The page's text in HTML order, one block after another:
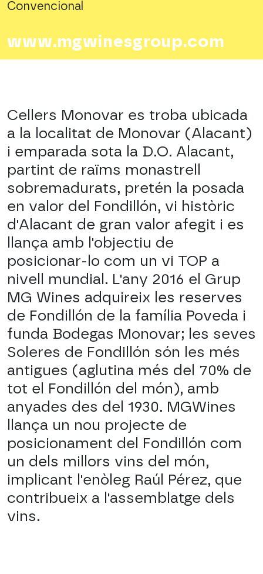
Convencional
www.mgwinesgroup.com
Cellers Monovar es troba ubicada
a la localitat de Monovar (Alacant)
i emparada sota la D.O. Alacant,
partint de raïms monastrell
sobremadurats, pretén la posada
en valor del Fondillón, vi històric
d'Alacant de gran valor afegit i es
llança amb l'objectiu de
posicionar-lo com un vi TOP a
nivell mundial. L'any 2016 el Grup
MG Wines adquireix les reserves
de Fondillón de la família Poveda i
funda Bodegas Monovar; les seves
Soleres de Fondillón són les més
antigues (aglutina més del 70% de
tot el Fondillón del món), amb
anyades des del 1930. MGWines
llança un nou projecte de
posicionament del Fondillón com
un dels millors vins del món,
implicant l'enòleg Raúl Pérez, que
contribueix a l'assemblatge dels
vins.